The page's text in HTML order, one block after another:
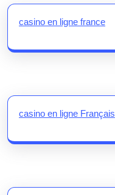
casino en ligne france
casino en ligne Français